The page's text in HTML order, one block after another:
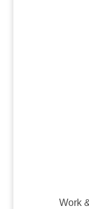
Work